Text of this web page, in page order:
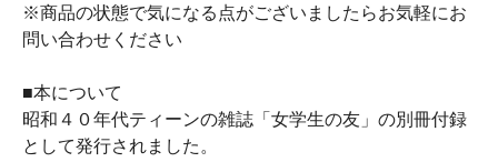
※商品の状態で気になる点がございましたらお気軽にお
問い合わせください
■本について
昭和４０年代ティーンの雑誌「女学生の友」の別冊付録
として発行されました。